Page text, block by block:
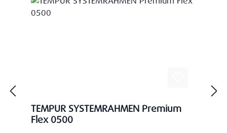
TEMPUR SYSTEMRAHMEN Premium
Flex 0500